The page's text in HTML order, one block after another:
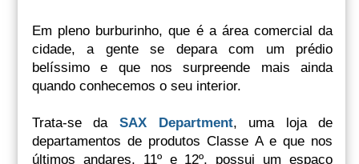
Em pleno burburinho, que é a área comercial da
cidade, a gente se depara com um prédio
belíssimo e que nos surpreende mais ainda
quando conhecemos o seu interior.
Trata-se da SAX Department, uma loja de
departamentos de produtos Classe A e que nos
últimos andares, 11º e 12º, possui um espaço